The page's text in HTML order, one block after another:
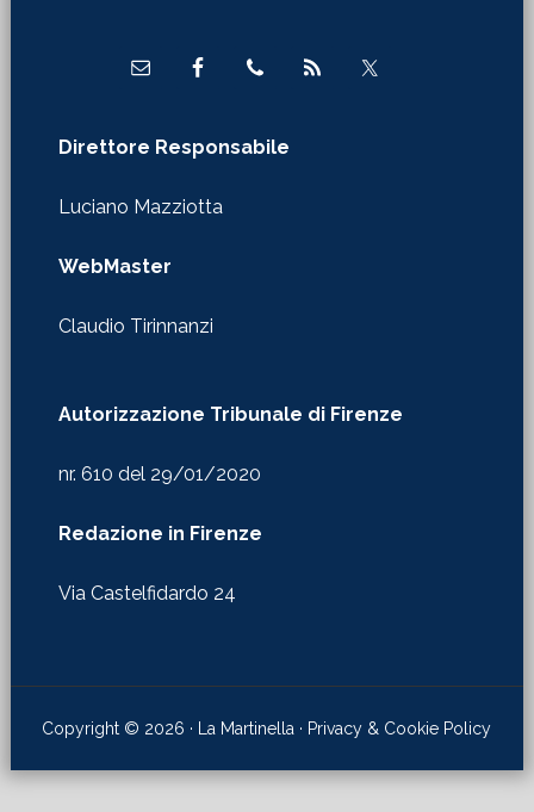
WebMaster
Claudio Tirinnanzi
Redazione in Firenze
Via Castelfidardo 24